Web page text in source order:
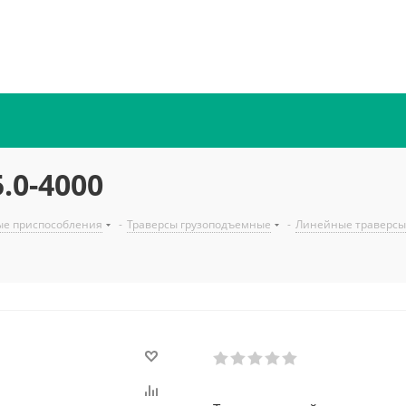
4000
приспособления - Траверсы грузоподъемные - Линейные траверсы